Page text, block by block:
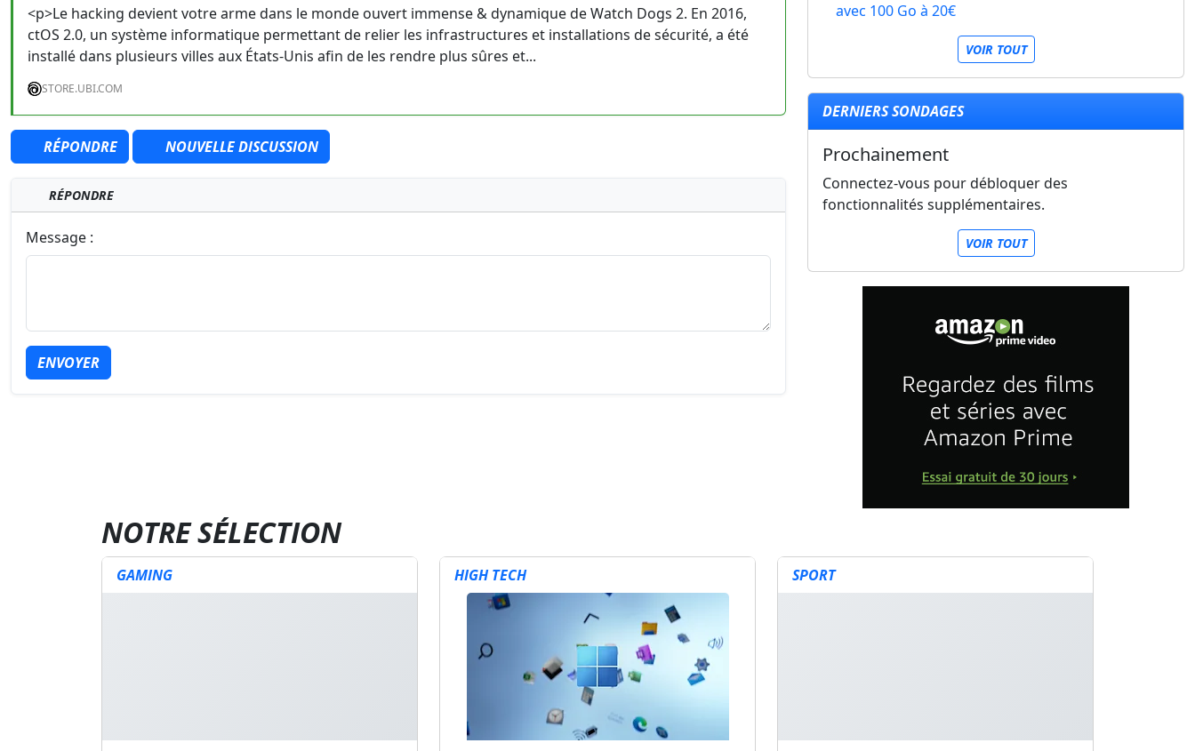
<p>Le hacking devient votre arme dans le monde ouvert immense & dynamique de Watch Dogs 2. En 2016,
ctOS 2.0, un système informatique permettant de relier les infrastructures et installations de sécurité, a été
installé dans plusieurs villes aux États-Unis afin de les rendre plus sûres et...
STORE.UBI.COM
RÉPONDRE NOUVELLE DISCUSSION
RÉPONDRE
Message :
ENVOYER
avec 100 Go à 20€
VOIR TOUT
DERNIERS SONDAGES
Prochainement
Connectez-vous pour débloquer des
fonctionnalités supplémentaires.
VOIR TOUT
NOTRE SÉLECTION
GAMING HIGH TECH SPORT